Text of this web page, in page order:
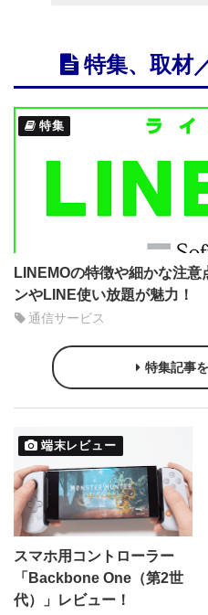
特集、取材
特集
LINEMOの特徴や細かな注
ンやLINE使い放題が魅力！
通信サービス
特集記事
端末レビュー
スマホ用コントローラー
「Backbone One（第2世
代）」レビュー！